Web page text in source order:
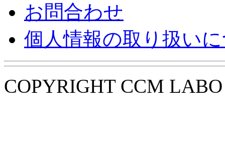
お問合わせ
個人情報の取り扱い
COPYRIGHT CCM